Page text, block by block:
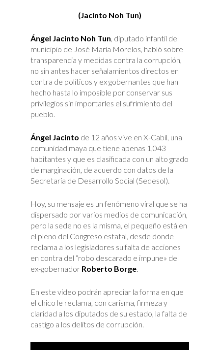
Mundo?)(Jacinto Noh Tun)
Ángel Jacinto Noh Tun, diputado infantil del
municipio de José María Morelos, habló sobre
transparencia y medidas contra la corrupción,
no sin antes hacer señalamientos directos en
contra de políticos y ex gobernantes que han
hecho hasta lo imposible por conservar sus
privilegios sin importarles el sufrimiento del
pueblo.
Ángel Jacinto de 12 años vive en X-Cabil, una
comunidad maya que tiene apenas 1,043
habitantes y que es clasificada con un alto grado
de marginación, de acuerdo con datos de la
Secretaría de Desarrollo Social (Sedesol).
Hoy, su mensaje es un fenómeno viral que se ha
dispersado por varios medios de comunicación,
pero la sede no es la misma, el pequeño está en
el pleno del Congreso estatal, desde donde
reclama a los legisladores su falta de acciones
en contra del “robo descarado e impune» del
ex-gobernador Roberto Borge.
En este video podrán apreciar la forma en que
el chico le reclama, con carisma, firmeza y
claridad a los diputados de su estado, la falta de
castigo a los delitos de corrupción.